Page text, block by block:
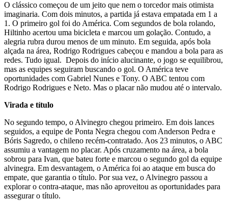
O clássico começou de um jeito que nem o torcedor mais otimista
imaginaria. Com dois minutos, a partida já estava empatada em 1 a
1. O primeiro gol foi do América. Com segundos de bola rolando,
Hiltinho acertou uma bicicleta e marcou um golação. Contudo, a
alegria rubra durou menos de um minuto. Em seguida, após bola
alçada na área, Rodrigo Rodrigues cabeçou e mandou a bola para as
redes. Tudo igual. Depois do início alucinante, o jogo se equilibrou,
mas as equipes seguiram buscando o gol. O América teve
oportunidades com Gabriel Nunes e Tony. O ABC tentou com
Rodrigo Rodrigues e Neto. Mas o placar não mudou até o intervalo.
Virada e título
No segundo tempo, o Alvinegro chegou primeiro. Em dois lances
seguidos, a equipe de Ponta Negra chegou com Anderson Pedra e
Bóris Sagredo, o chileno recém-contratado. Aos 23 minutos, o ABC
assumiu a vantagem no placar. Após cruzamento na área, a bola
sobrou para Ivan, que bateu forte e marcou o segundo gol da equipe
alvinegra. Em desvantagem, o América foi ao ataque em busca do
empate, que garantia o título. Por sua vez, o Alvinegro passou a
explorar o contra-ataque, mas não aproveitou as oportunidades para
assegurar o título.